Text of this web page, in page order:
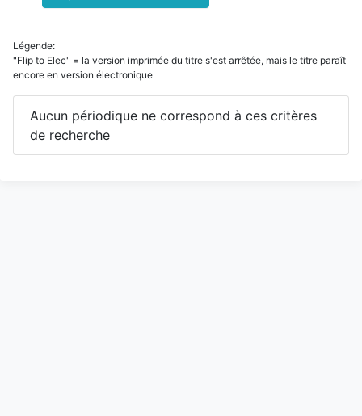
Légende:
"Flip to Elec" = la version imprimée du titre s'est arrêtée, mais le titre paraît
encore en version électronique
Aucun périodique ne correspond à ces critères
de recherche